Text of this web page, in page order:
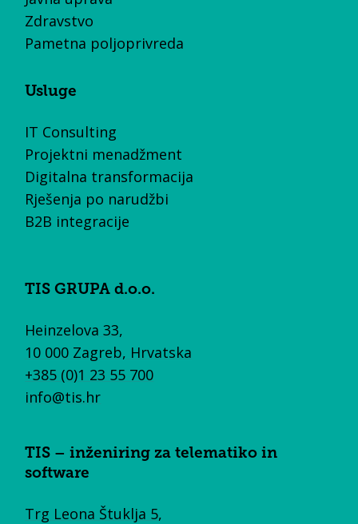
Zdravstvo
Pametna poljoprivreda
Usluge
IT Consulting
Projektni menadžment
Digitalna transformacija
Rješenja po narudžbi
B2B integracije
TIS GRUPA d.o.o.
Heinzelova 33,
10 000 Zagreb, Hrvatska
+385 (0)1 23 55 700
info@tis.hr
TIS – inženiring za telematiko in
software
Trg Leona Štuklja 5,